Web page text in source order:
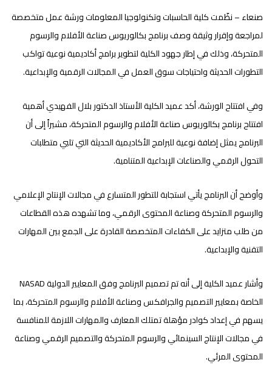
صنعاء – نظّمت كلية الحاسبات وتكنولوجيا المعلومات ورشة عمل متخصصة
لمراجعة وإقرار وثيقة وصف برنامج بكالوريوس صناعة الأفلام والرسوم
المتحركة، وذلك في إطار جهود الكلية لتطوير برامج أكاديمية نوعية تواكب
التطورات الحديثة واحتياجات سوق العمل في المجالات الرقمية والإبداعية.
وفي افتتاح الورشة، أكد عميد الكلية الأستاذ الدكتور بلال الفهيدي أهمية
افتتاح برنامج بكالوريوس صناعة الأفلام والرسوم المتحركة، مشيراً إلى أن
البرنامج يمثل إضافة نوعية للبرامج الأكاديمية الحديثة التي تلبي متطلبات
التحول الرقمي والصناعات الإبداعية المتنامية.
وأوضح أن البرنامج يأتي استجابة للتطور المتسارع في مجالات الإنتاج الإعلامي
والرسوم المتحركة وصناعة المحتوى الرقمي، وما تشهده هذه القطاعات
من طلب متزايد على الكفاءات المتخصصة القادرة على الجمع بين المهارات
التقنية والإبداعية.
وأشار عميد الكلية إلى أنه تم تصميم البرنامج وفق المعايير الدولية NASAD
الخاصة بمعايير التصميم والجرافكس وصناعة الأفلام والرسوم المتحركة، بما
يسهم في إعداد كوادر مؤهلة تمتلك المعارف والمهارات اللازمة للمنافسة
في مجالات الإنتاج السينمائي والرسوم المتحركة والتصميم الرقمي وصناعة
المحتوى المرئي.